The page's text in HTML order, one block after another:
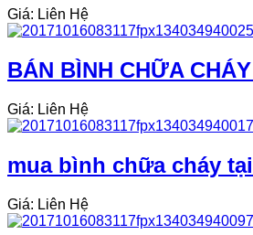
Giá: Liên Hệ
BÁN BÌNH CHỮA
Giá: Liên Hệ
mua bình chữa cháy
Giá: Liên Hệ